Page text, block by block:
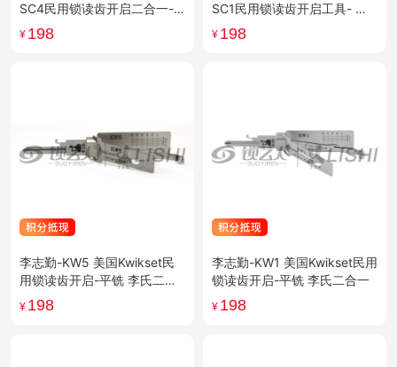
SC4民用锁读齿开启二合一-
平铣 李氏二合一
¥ 198
SC1民用锁读齿开启工具- 平
铣 李氏二合一
¥ 198
李志勤-KW5 美国Kwikset民
用锁读齿开启-平铣 李氏二合
一
¥ 198
李志勤-KW1 美国Kwikset民用
锁读齿开启-平铣 李氏二合一
¥ 198